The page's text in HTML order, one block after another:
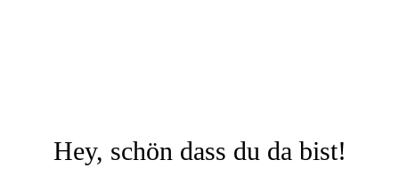
Hey, schön dass du da bist!